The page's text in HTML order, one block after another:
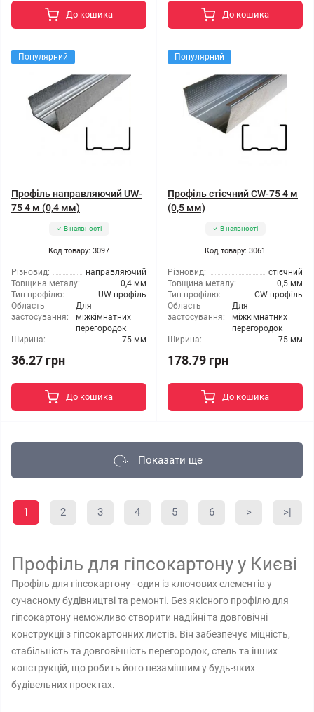
До кошика До кошика
Популярний
Профіль направляючий UW-
75 4 м (0,4 мм)
В наявності
Код товару: 3097
Різновид:
направляючий
Товщина металу:
0,4 мм
Тип профілю:
UW-профіль
Область
застосування:
Для
міжкімнатних
перегородок
Ширина:
75 мм
36.27 грн
До кошика
Популярний
Профіль стієчний CW-75 4 м
(0,5 мм)
В наявності
Код товару: 3061
Різновид:
стієчний
Товщина металу:
0,5 мм
Тип профілю:
CW-профіль
Область
застосування:
Для
міжкімнатних
перегородок
Ширина:
75 мм
178.79 грн
До кошика
Показати ще
1 2 3 4 5 6 > >|
Профіль для гіпсокартону у Києві
Профіль для гіпсокартону - один із ключових елементів у
сучасному будівництві та ремонті. Без якісного профілю для
гіпсокартону неможливо створити надійні та довговічні
конструкції з гіпсокартонних листів. Він забезпечує міцність,
стабільність та довговічність перегородок, стель та інших
конструкцій, що робить його незамінним у будь-яких
будівельних проектах.